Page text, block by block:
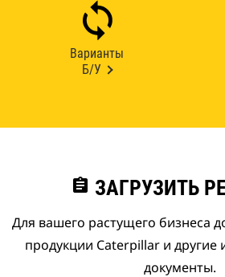
Варианты
Б/У
assignment ЗАГРУЗИТЬ
Для вашего растущего бизнеса
продукции Caterpillar и
документы.